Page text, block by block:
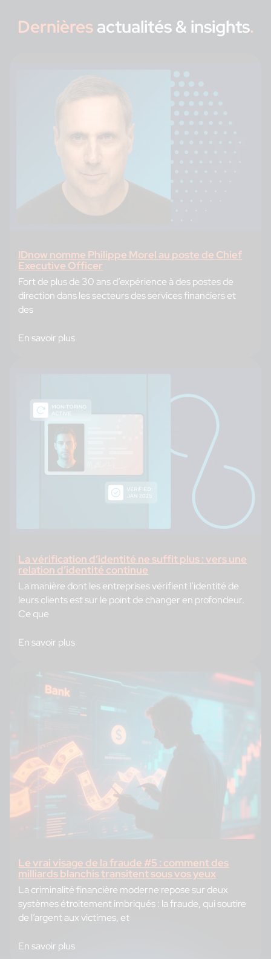
Dernièresactualités & insights.
IDnow nomme Philippe Morel au poste de Chief
Executive Officer
Fort de plus de 30 ans d’expérience à des postes de
direction dans les secteurs des services financiers et
des
En savoir plus
La vérification d’identité ne suffit plus : vers une
relation d’identité continue
La manière dont les entreprises vérifient l’identité de
leurs clients est sur le point de changer en profondeur.
Ce que
En savoir plus
Le vrai visage de la fraude #5 : comment des
milliards blanchis transitent sous vos yeux
La criminalité financière moderne repose sur deux
systèmes étroitement imbriqués : la fraude, qui soutire
de l’argent aux victimes, et
En savoir plus